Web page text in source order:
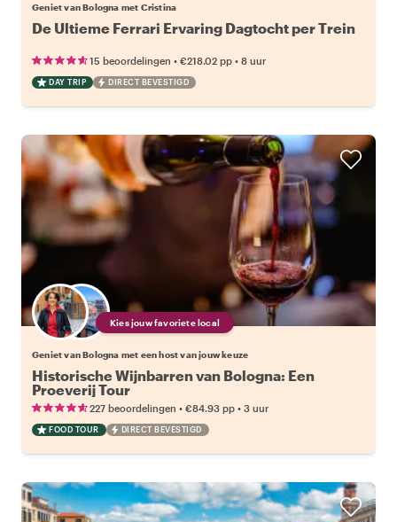
Geniet van Bologna met Cristina
De Ultieme Ferrari Ervaring Dagtocht per Trein
15 beoordelingen • €218.02 pp • 8 uur
DAY TRIP DIRECT BEVESTIGD
Kies jouw favoriete local
Geniet van Bologna met een host van jouw keuze
Historische Wijnbarren van Bologna: Een
Proeverij Tour
227 beoordelingen • €84.93 pp • 3 uur
FOOD TOUR DIRECT BEVESTIGD